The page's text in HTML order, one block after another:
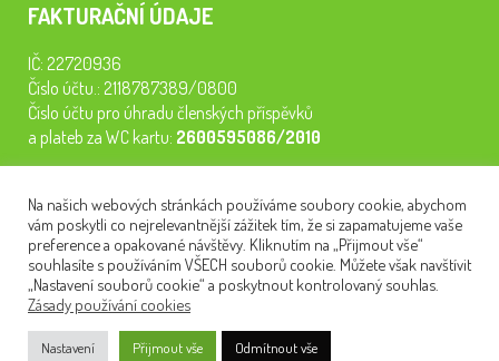
FAKTURAČNÍ ÚDAJE
IČ: 22720936
Číslo účtu.: 2118787389/0800
Číslo účtu pro úhradu členských příspěvků
a plateb za WC kartu: 2600595086/2010
semináře, konferenci, plavbu na lodi a WC kartu. Z peněz
tiskneme odborné publikace pro pacienty.
NEWSLETTER
Na našich webových stránkách používáme soubory cookie, abychom
vám poskytli co nejrelevantnější zážitek tím, že si zapamatujeme vaše
preference a opakované návštěvy. Kliknutím na „Přijmout vše“
souhlasíte s používáním VŠECH souborů cookie. Můžete však navštívit
„Nastavení souborů cookie“ a poskytnout kontrolovaný souhlas.
Zásady používání cookies
Nastavení Přijmout vše Odmítnout vše